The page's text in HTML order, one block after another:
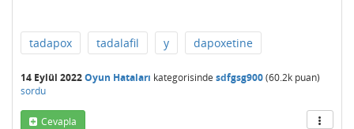
tadapox tadalafil y dapoxetine
14 Eylül 2022Oyun Hataları kategorisinde sdfgsg900(60.2k puan)
sordu
Cevapla